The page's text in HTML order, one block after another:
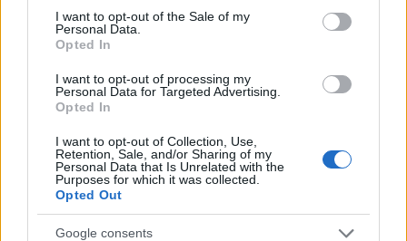
consent section.
I want to opt-out of the Sale of my
Personal Data.
Opted In
I want to opt-out of processing my
Personal Data for Targeted Advertising.
Opted In
I want to opt-out of Collection, Use,
Retention, Sale, and/or Sharing of my
Personal Data that Is Unrelated with the
Purposes for which it was collected.
Opted Out
Google consents
03.07.2026byΣοφια Σουζα
News
Chris Brown: Πρώην οικονόμος του
κέρδισε αποζημίωση 13 εκατομμυρίων
έπαυλή του
01.07.2026
Beauty,Celebrities
Milky white μανικιούρ: Η Rihanna